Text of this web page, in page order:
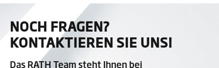
NOCH FRAGEN?
KONTAKTIEREN SIE UNS!
Das RATH Team steht Ihnen bei